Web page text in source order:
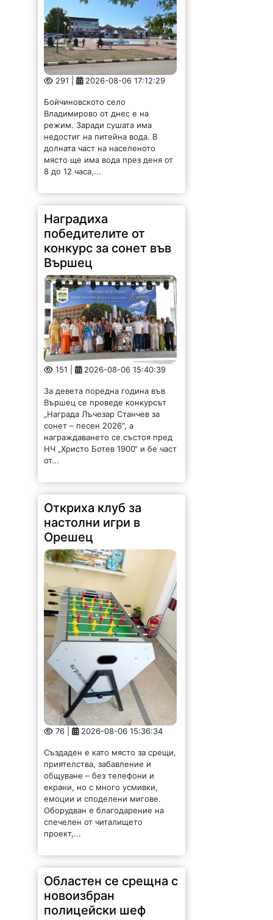
291 | 2026-08-06 17:12:29
Бойчиновското село
Владимирово от днес е на
режим. Заради сушата има
недостиг на питейна вода. В
долната част на населеното
място ще има вода през деня от
8 до 12 часа,...
Наградиха
победителите от
конкурс за сонет във
Вършец
151 | 2026-08-06 15:40:39
За девета поредна година във
Вършец се проведе конкурсът
„Награда Лъчезар Станчев за
сонет – песен 2026“, а
награждаването се състоя пред
НЧ „Христо Ботев 1900“ и бе част
от...
Откриха клуб за
настолни игри в
Орешец
76 | 2026-08-06 15:36:34
Създаден е като място за срещи,
приятелства, забавление и
общуване – без телефони и
екрани, но с много усмивки,
емоции и споделени мигове.
Оборудван е благодарение на
спечелен от читалището
проект,...
Областен се срещна с
новоизбран
полицейски шеф